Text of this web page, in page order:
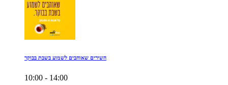
השירים שאוהבים לשמוע בשבת בבוקר
10:00 - 14:00